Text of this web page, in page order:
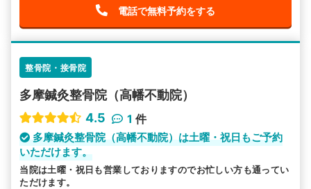
電話で無料予約をする
整骨院・接骨院
多摩鍼灸整骨院（高幡不動院）
4.5
1 件
多摩鍼灸整骨院（高幡不動院）は土曜・祝日もご予約
いただけます。
当院は土曜・祝日も営業しておりますのでお忙しい方も通ってい
ただけます。